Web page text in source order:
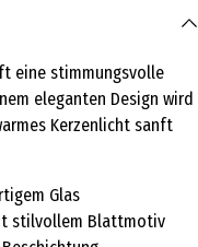
eine stimmungsvolle
eleganten Design wird
Kerzenlicht sanft
Glas
stilvollem Blattmotiv